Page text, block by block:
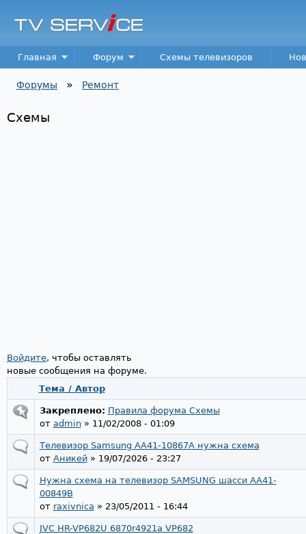
TV
Service
Main menu
Главная Форум Схемы телевизоров
Форумы » Ремонт
Схемы
Войдите, чтобы оставлять
новые сообщения на форуме.
Страницы
Тема / Автор
Закреплено: Правила форума Схемы
от admin» 11/02/2008 - 01:09
Телевизор Samsung AA41-10867A нужна схема
от Аникей» 19/07/2026 - 23:27
Нужна схема на телевизор SAMSUNG шасси AA41-
00849B
от raxivnica » 23/05/2011 - 16:44
JVC HR-VP682U 6870r4921a VP682